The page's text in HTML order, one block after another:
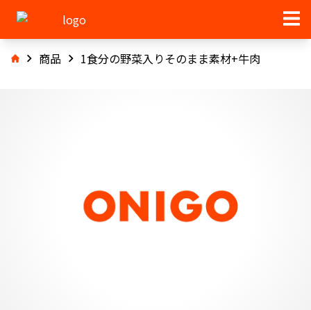
商品 1食分の野菜入りそのまま素材+牛肉